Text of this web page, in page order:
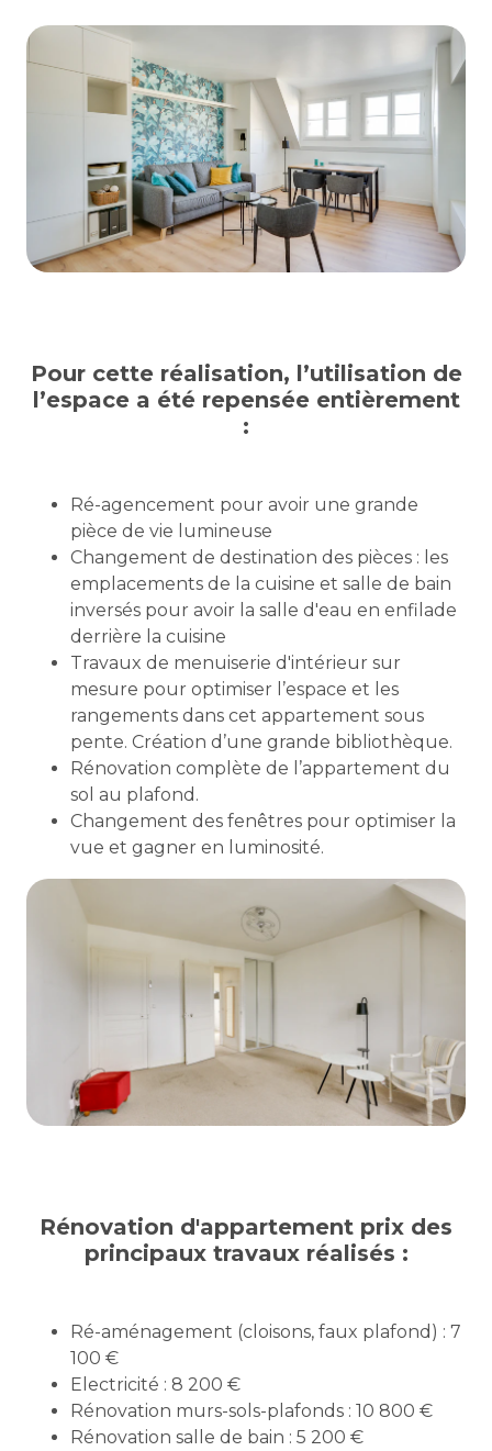
Pour cette réalisation, l’utilisation de
l’espace a été repensée entièrement
:
Ré-agencement pour avoir une grande
pièce de vie lumineuse
Changement de destination des pièces : les
emplacements de la cuisine et salle de bain
inversés pour avoir la salle d'eau en enfilade
derrière la cuisine
Travaux de menuiserie d'intérieur sur
mesure pour optimiser l’espace et les
rangements dans cet appartement sous
pente. Création d’une grande bibliothèque.
Rénovation complète de l’appartement du
sol au plafond.
Changement des fenêtres pour optimiser la
vue et gagner en luminosité.
Rénovation d'appartement prix des
principaux travaux réalisés :
Ré-aménagement (cloisons, faux plafond) : 7
100 €
Electricité : 8 200 €
Rénovation murs-sols-plafonds : 10 800 €
Rénovation salle de bain : 5 200 €